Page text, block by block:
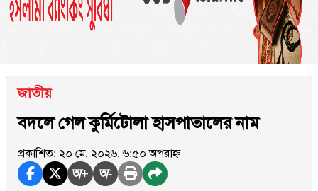
জাতীয়
বদলে গেল কুর্মিটোলা হাসপাতালের নাম
প্রকাশিত: ২০ মে, ২০২৬, ৬:৫০ অপরাহ্ন
অ+ অ-